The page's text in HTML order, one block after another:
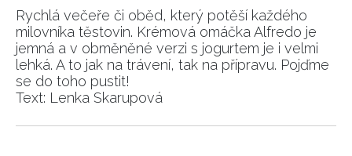
Rychlá večeře či oběd, který potěší každého
milovníka těstovin. Krémová omáčka Alfredo je
jemná a v obměněné verzi s jogurtem je i velmi
lehká. A to jak na trávení, tak na přípravu. Pojďme
se do toho pustit!
Text: Lenka Skarupová